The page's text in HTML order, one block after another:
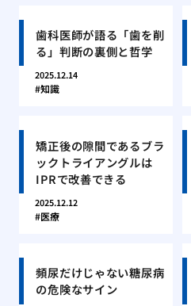
歯科医師が語る「歯を削
る」判断の裏側と哲学
2025.12.14
知識
矯正後の隙間であるブラ
ックトライアングルは
IPRで改善できる
2025.12.12
医療
頻尿だけじゃない糖尿病
の危険なサイン